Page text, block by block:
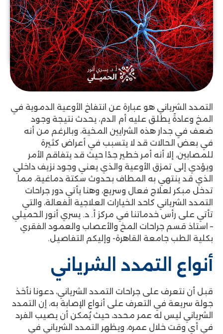
التمدد الشرياني هو عبارة عن انتفاخ الأوعية الدموية في
المخ وعادةً يطلق عليه أم الدم، يحدث نتيجة وجود
ضعف في جدار هذه الشرايين المخية، وبالرغم من أنه
في بعض الحالات قد لا يتسبب في أعراض كثيرة
للمصابين، إلا أنه أمر خطير جدًا حيث قد يتفاقم الأمر
ويؤدي إلى تمزق الأوعية والذي يعني وجود نزيف داخلي
الذي قد ينتهي به المطاف بحدوث سكتة دماغية، مما
تدخل مبكر لعلاج فعال وسريع، وهنا يأتي دور جراحات
التمدد الشرياني كاحد الخيارات العلاجية الفعالة، والتي
تأتي على رأس خدماتنا في مركز أ. د. يسري أنور الحميلي
– استاذ قسم جراحات المخ والأعصاب والعمود الفقري
بكلية الطب جامعة القاهرة- وإليكم التفاصيل.
أنواع التمدد الشرياني
قبل أن نتعرف على جراحات التمدد الشرياني، دعونا نأخذ
جولة سريعة في التعرف على أنواع الإصابة به، إن التمدد
الشرياني ليس له عمر محدد، حيث يُمكن أن يصيب الفرد
في أي وقت خلال عمره، ويظهر التمدد الشرياني في